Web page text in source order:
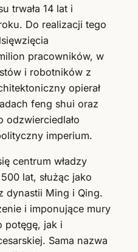
trwała 14 lat i
Do realizacji tego
pracowników, w
i robotników z
opierał
feng shui oraz
odzwierciedlało
imperium.
centrum władzy
lat, służąc jako
dynastii Ming i Qing.
i imponujące mury
potęgę, jak i
Sama nazwa